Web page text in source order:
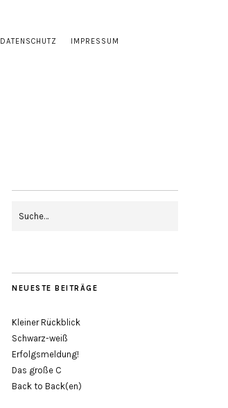
DATENSCHUTZ IMPRESSUM
NEUESTE BEITRÄGE
Kleiner Rückblick
Schwarz-weiß
Erfolgsmeldung!
Das große C
Back to Back(en)